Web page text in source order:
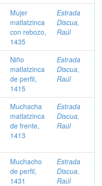
Mujer
matlatzinca
con rebozo,
1435
Estrada
Discua,
Raúl
Niño
matlatzinca
de perfil,
1415
Estrada
Discua,
Raúl
Muchacha
matlatzinca
de frente,
1413
Estrada
Discua,
Raúl
Muchacho
de perfil,
1431
Estrada
Discua,
Raúl